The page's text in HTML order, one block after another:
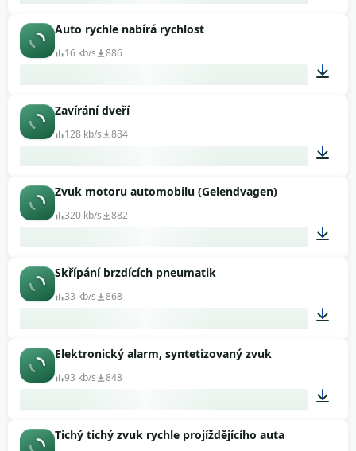
Auto rychle nabírá rychlost
16 kb/s 886
Zavírání dveří
128 kb/s 884
Zvuk motoru automobilu (Gelendvagen)
320 kb/s 882
Skřípání brzdících pneumatik
33 kb/s 868
Elektronický alarm, syntetizovaný zvuk
93 kb/s 848
Tichý tichý zvuk rychle projíždějícího auta